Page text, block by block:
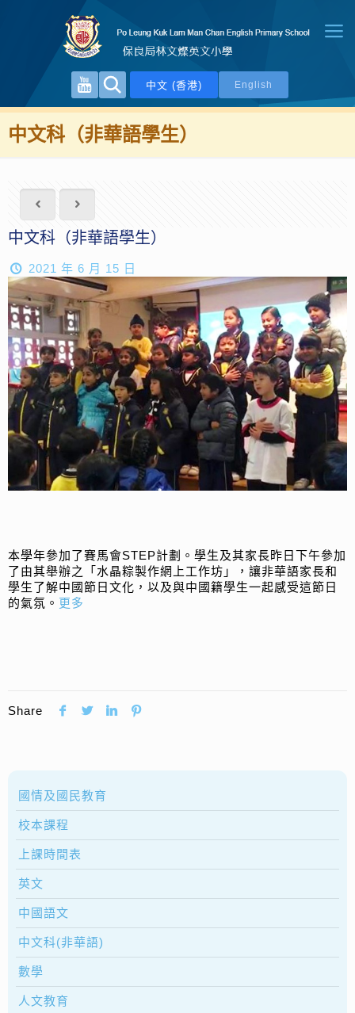
中文 (香港) English
中文科（非華語學生）
中文科（非華語學生）
2021 年 6 月 15 日
本學年參加了賽馬會STEP計劃。學生及其家長昨日下午參加
了由其舉辦之「水晶粽製作網上工作坊」，讓非華語家長和
學生了解中國節日文化，以及與中國籍學生一起感受這節日
的氣氛。 更多
Share
國情及國民教育
校本課程
上課時間表
英文
中國語文
中文科(非華語)
數學
人文教育